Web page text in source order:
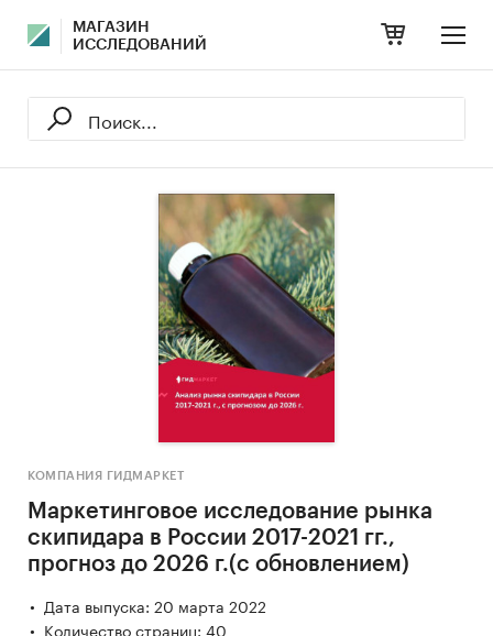
МАГАЗИН
ИССЛЕДОВАНИЙ
КОМПАНИЯ ГИДМАРКЕТ
Маркетинговое исследование рынка
скипидара в России 2017-2021 гг.,
прогноз до 2026 г.(с обновлением)
Дата выпуска: 20 марта 2022
Количество страниц: 40